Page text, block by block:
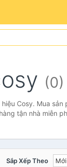
(0)
Cosy. Mua sản
tận nhà miễn
Sắp Xếp Theo